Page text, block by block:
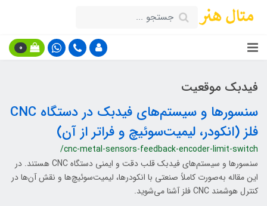
0
فیدبک موقعیت
سنسورها و سیستم‌های فیدبک در دستگاه CNC
فلز (انکودر، لیمیت‌سوئیچ و فراتر از آن)
/cnc-metal-sensors-feedback-encoder-limit-switch
سنسورها و سیستم‌های فیدبک قلب دقت و ایمنی دستگاه CNC هستند. در
این مقاله به‌صورت کاملاً صنعتی با انکودرها، لیمیت‌سوئیچ‌ها و نقش آن‌ها در
کنترل هوشمند CNC فلز آشنا می‌شوید.